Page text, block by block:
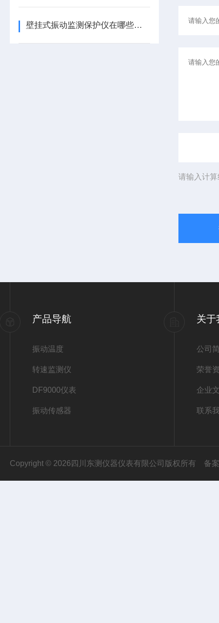
壁挂式振动监测保护仪在哪些领域有广泛应用？
请输入计
产品导航
振动温度
转速监测仪
DF9000仪表
振动传感器
关于
公司
荣誉
企业
联系
Copyright © 2026四川东测仪器仪表有限公司版权所有 备